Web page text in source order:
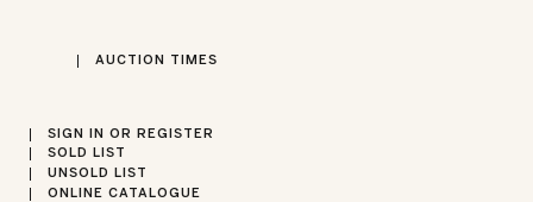
AUCTION TIMES
SIGN IN OR REGISTER
SOLD LIST
UNSOLD LIST
ONLINE CATALOGUE